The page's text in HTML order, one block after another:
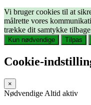
Vi bruger cookies til at
målrette vores
trække dit samtykke
Kun nødvendige Tilpas
Cookie-
×
Nødvendige Altid aktiv